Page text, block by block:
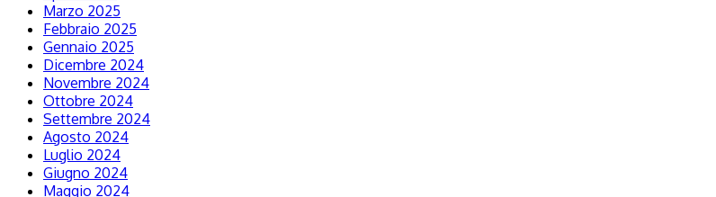
Marzo 2025
Febbraio 2025
Gennaio 2025
Dicembre 2024
Novembre 2024
Ottobre 2024
Settembre 2024
Agosto 2024
Luglio 2024
Giugno 2024
Maggio 2024